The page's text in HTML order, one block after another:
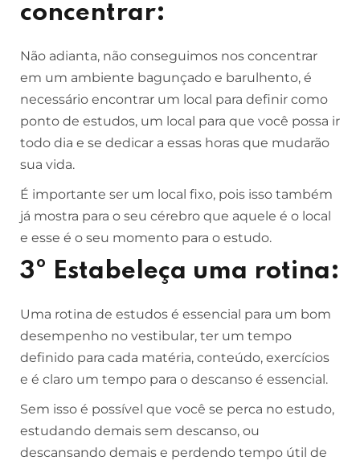
concentrar:
Não adianta, não conseguimos nos concentrar
em um ambiente bagunçado e barulhento, é
necessário encontrar um local para definir como
ponto de estudos, um local para que você possa ir
todo dia e se dedicar a essas horas que mudarão
sua vida.
É importante ser um local fixo, pois isso também
já mostra para o seu cérebro que aquele é o local
e esse é o seu momento para o estudo.
3º Estabeleça uma rotina:
Uma rotina de estudos é essencial para um bom
desempenho no vestibular, ter um tempo
definido para cada matéria, conteúdo, exercícios
e é claro um tempo para o descanso é essencial.
Sem isso é possível que você se perca no estudo,
estudando demais sem descanso, ou
descansando demais e perdendo tempo útil de